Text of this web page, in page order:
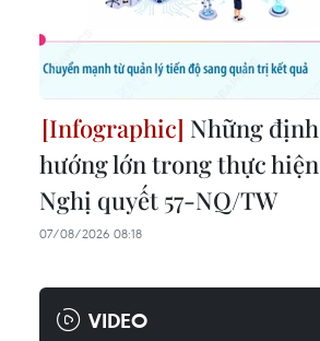
Những định
hướng lớn trong thực hiện
Nghị quyết 57-NQ/TW
07/08/2026 08:18
VIDEO